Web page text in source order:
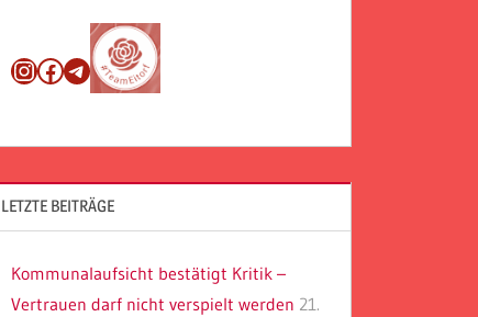
Instagram
Facebook
Telegram
LETZTE BEITRÄGE
Kommunalaufsicht bestätigt Kritik –
Vertrauen darf nicht verspielt werden 21.